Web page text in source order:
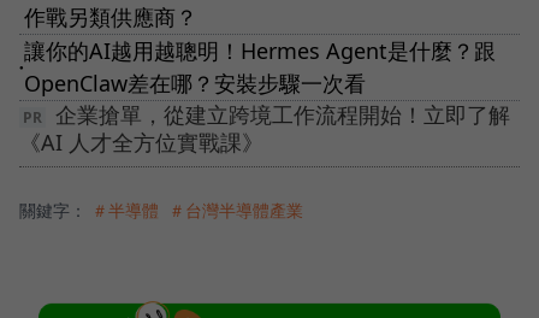
作戰另類供應商？
●
讓你的AI越用越聰明！Hermes Agent是什麼？跟
OpenClaw差在哪？安裝步驟一次看
企業搶單，從建立跨境工作流程開始！立即了解
《AI 人才全方位實戰課》
關鍵字： ＃半導體 ＃台灣半導體產業